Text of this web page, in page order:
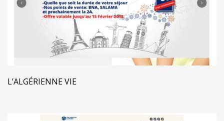
L’ALGÉRIENNE VIE